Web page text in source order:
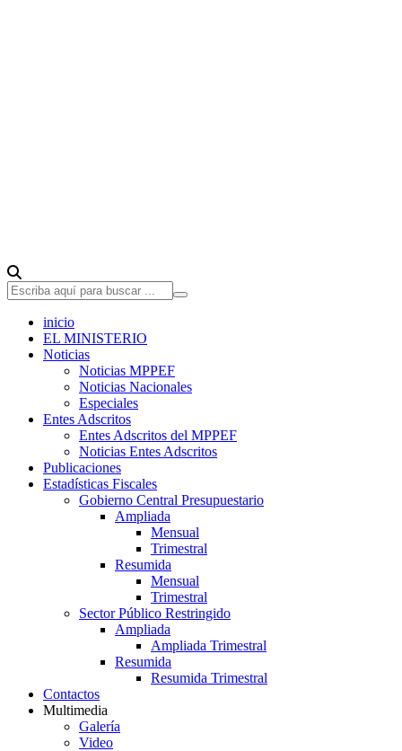
inicio
EL MINISTERIO
Noticias
Noticias MPPEF
Noticias Nacionales
Especiales
Entes Adscritos
Entes Adscritos del MPPEF
Noticias Entes Adscritos
Publicaciones
Estadísticas Fiscales
Gobierno Central Presupuestario
Ampliada
Mensual
Trimestral
Resumida
Mensual
Trimestral
Sector Público Restringido
Ampliada
Ampliada Trimestral
Resumida
Resumida Trimestral
Contactos
Multimedia
Galería
Video